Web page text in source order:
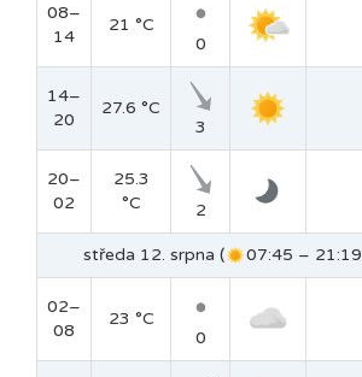
08–
14
21 °C
0
14–
20
27.6 °C
3
20–
02
25.3
°C
2
středa 12. srpna ( 07:45 – 21:19
02–
08
23 °C
0